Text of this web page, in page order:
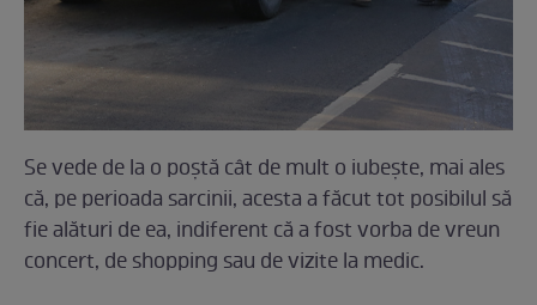
Se vede de la o poştă cât de mult o iubeşte, mai ales
că, pe perioada sarcinii, acesta a făcut tot posibilul să
fie alături de ea, indiferent că a fost vorba de vreun
concert, de shopping sau de vizite la medic.